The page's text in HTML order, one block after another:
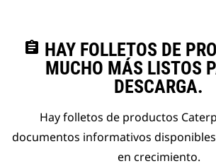
assignment HAY FOLLETOS DE
MUCHO MÁS LISTOS
DESCARGA.
Hay folletos de productos
documentos informativos
en crecimiento.